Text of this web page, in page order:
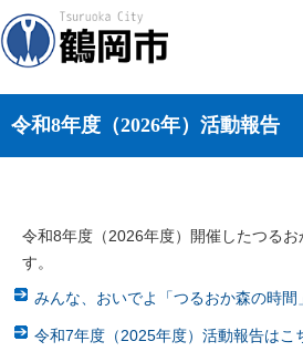
令和8年度（2026年）活動報告
令和8年度（2026年度）開催したつる
す。
みんな、おいでよ「つるおか森の時間」
令和7年度（2025年度）活動報告はこ